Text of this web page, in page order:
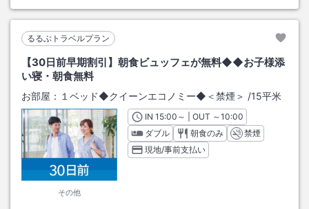
るるぶトラベルプラン
【30日前早期割引】朝食ビュッフェが無料◆◆お子様添
い寝・朝食無料
お部屋： １ベッド◆クイーンエコノミー◆＜禁煙＞ /15平米
その他
INチェックイン
15:00 ～ | OUT チェックアウト
～10:00
ダブル
朝食のみ
禁煙
現地/事前支払い